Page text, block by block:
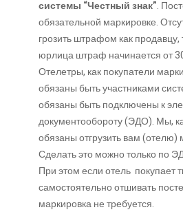
системы “Честный знак”.
обязательной маркировке.
грозить штрафом как продавцу,
юрлица штраф начинается от
Отелетры, как покупатели
обязаны быть участниками
обязаны быть подключены к
документообороту (ЭДО). Мы,
обязаны отгрузить вам
Сделать это можно только по
При этом если отель покупает
самостоятельно отшивать
маркировка не требуется.